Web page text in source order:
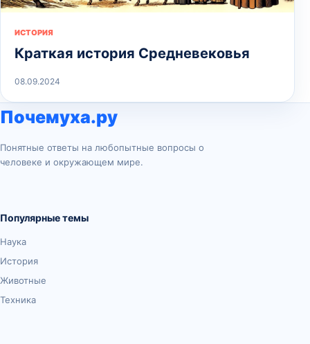
ИСТОРИЯ
Краткая история Средневековья
08.09.2024
Почемуха.ру
Понятные ответы на любопытные вопросы о
человеке и окружающем мире.
Популярные темы
Наука
История
Животные
Техника